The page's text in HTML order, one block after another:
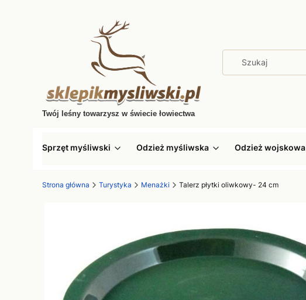
Twój leśny towarzysz w świecie łowiectwa
Sprzęt myśliwski Odzież myśliwska Odzież wojskowa
Strona główna Turystyka Menażki Talerz płytki oliwkowy- 24 cm